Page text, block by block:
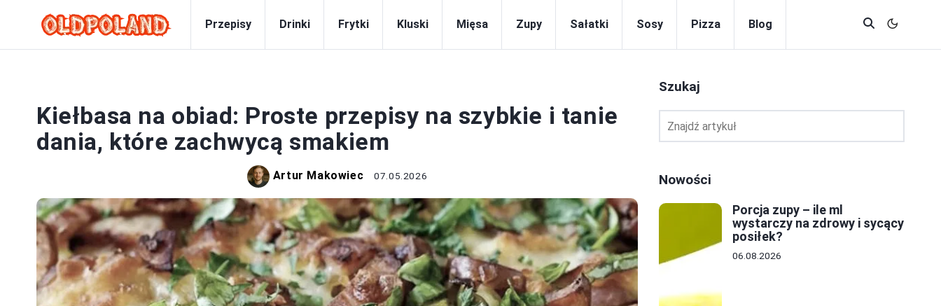
Przepisy Drinki Frytki Kluski Mięsa Zupy Sałatki Sosy Pizza Blog
Kiełbasa na obiad: Proste przepisy na szybkie i tanie
dania, które zachwycą smakiem
Artur Makowiec 07.05.2026
Szukaj
Nowości
Porcja zupy – ile ml
wystarczy na zdrowy i sycący
posiłek?
06.08.2026